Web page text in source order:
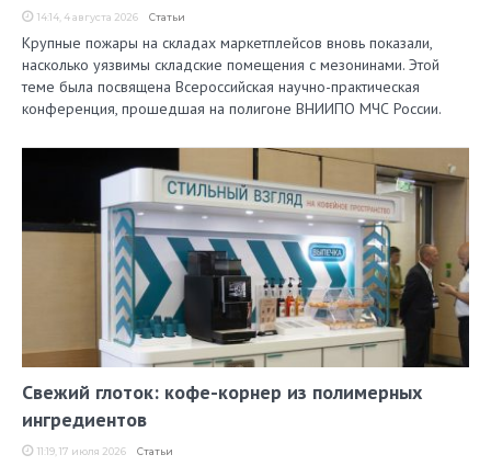
14:14, 4 августа 2026 Статьи
Крупные пожары на складах маркетплейсов вновь показали,
насколько уязвимы складские помещения с мезонинами. Этой
теме была посвящена Всероссийская научно-практическая
конференция, прошедшая на полигоне ВНИИПО МЧС России.
Свежий глоток: кофе-корнер из полимерных
ингредиентов
11:19, 17 июля 2026 Статьи